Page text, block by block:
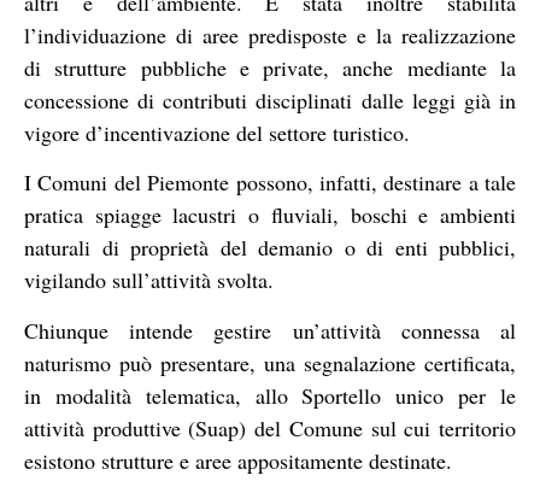
l’individuazione di aree predisposte e la realizzazione
di strutture pubbliche e private, anche mediante la
concessione di contributi disciplinati dalle leggi già in
vigore d’incentivazione del settore turistico.
I Comuni del Piemonte possono, infatti, destinare a tale
pratica spiagge lacustri o fluviali, boschi e ambienti
naturali di proprietà del demanio o di enti pubblici,
vigilando sull’attività svolta.
Chiunque intende gestire un’attività connessa al
naturismo può presentare, una segnalazione certificata,
in modalità telematica, allo Sportello unico per le
attività produttive (Suap) del Comune sul cui territorio
esistono strutture e aree appositamente destinate.